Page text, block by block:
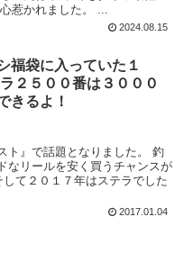
惹かれました。 ...
2024.08.15
福袋に入っていた１
ラ２５００番は３０００
きるよ！
ト』で話題となりました。 釣
なリールを安く買うチャンスが
して２０１７年はステラでした
2017.01.04